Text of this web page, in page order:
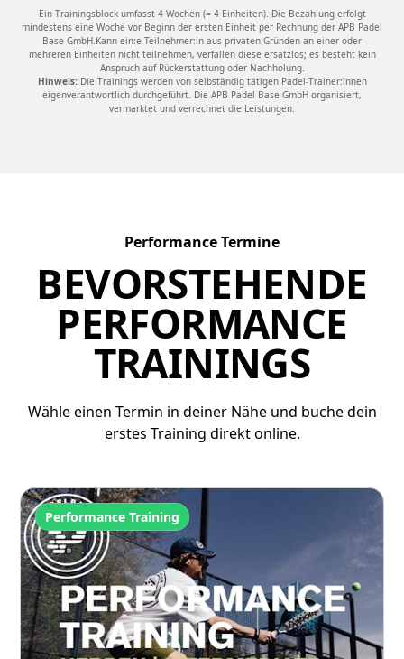
Ein Trainingsblock umfasst 4 Wochen (= 4 Einheiten). Die Bezahlung erfolgt
mindestens eine Woche vor Beginn der ersten Einheit per Rechnung der APB Padel
Base GmbH.Kann ein:e Teilnehmer:in aus privaten Gründen an einer oder
mehreren Einheiten nicht teilnehmen, verfallen diese ersatzlos; es besteht kein
Anspruch auf Rückerstattung oder Nachholung.
Hinweis: Die Trainings werden von selbständig tätigen Padel-Trainer:innen
eigenverantwortlich durchgeführt. Die APB Padel Base GmbH organisiert,
vermarktet und verrechnet die Leistungen.
Performance Termine
BEVORSTEHENDE
PERFORMANCE
TRAININGS
Wähle einen Termin in deiner Nähe und buche dein
erstes Training direkt online.
Performance Training